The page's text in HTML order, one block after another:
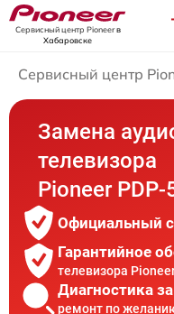
Сервисный центр Pioneerв
Хабаровске
Сервисный центр
Замена
телевизора
Pioneer
Официальный
Гарантийное
телевизора
Диагностика
ремонт по